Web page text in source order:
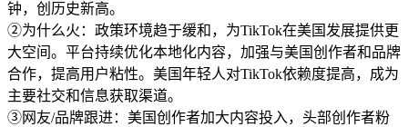
钟，创历史新高。
②为什么火：政策环境趋于缓和，为TikTok在美国发展提供更
大空间。平台持续优化本地化内容，加强与美国创作者和品牌
合作，提高用户粘性。美国年轻人对TikTok依赖度提高，成为
主要社交和信息获取渠道。
③网友/品牌跟进：美国创作者加大内容投入，头部创作者粉